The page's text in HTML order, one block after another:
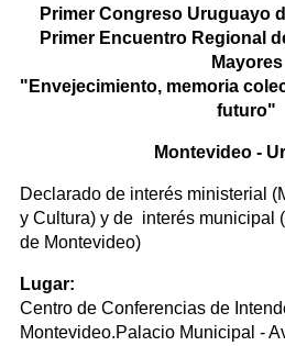
Primer Congreso Uruguayo
Primer Encuentro Regional
Mayores
"Envejecimiento, memoria
futuro"
Montevideo -
Declarado de interés ministerial
y Cultura) y de interés municipal
de Montevideo)
Lugar:
Centro de Conferencias de
Montevideo.Palacio Municipal -